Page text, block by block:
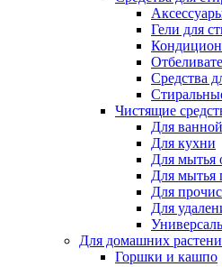
Гели для
Средства
Чистящие
Для
Для кухни
Для мытья
Для мытья
Для
Для
Для домашних
Горшки и кашпо